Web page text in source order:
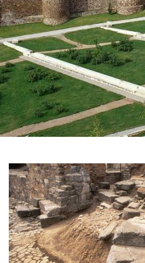
GALERIE
DES
IMAGES